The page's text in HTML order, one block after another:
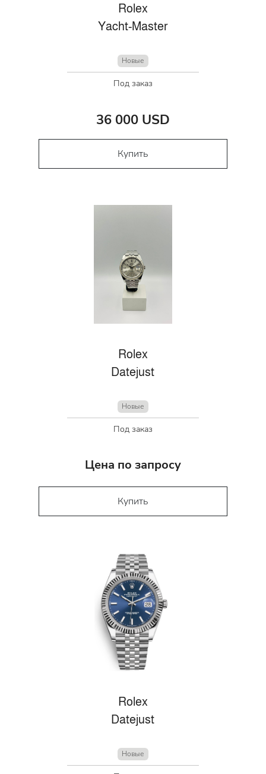
Rolex
Yacht-Master
Новые
Под заказ
36 000 USD
Купить
Rolex
Datejust
Новые
Под заказ
Цена по запросу
Купить
Rolex
Datejust
Новые